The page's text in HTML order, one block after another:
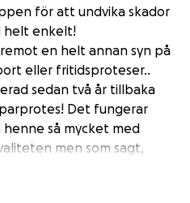
för att undvika skador
helt enkelt!
en helt annan syn på
eller fritidsproteser..
sedan två år tillbaka
Det fungerar
så mycket med
men som sagt,